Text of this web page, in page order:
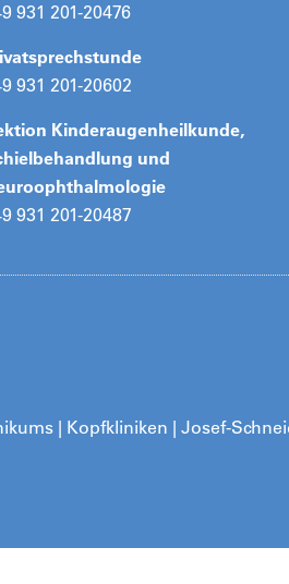
931 201-20476
931 201-20602
Kinderaugenheilkunde,
und
931 201-20487
| Kopfkliniken | Josef-